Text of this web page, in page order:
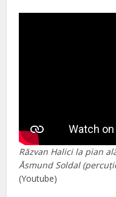
Răzvan Halici la pian
Åsmund Soldal
(Youtube)